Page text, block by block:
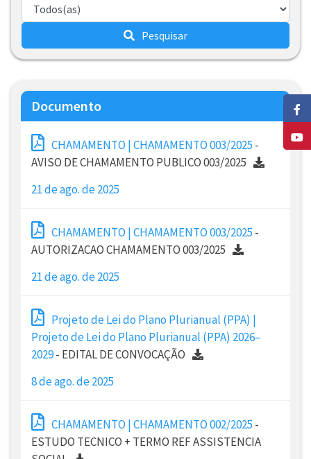
Pesquisar
Documento
CHAMAMENTO | CHAMAMENTO 003/2025 -
AVISO DE CHAMAMENTO PUBLICO 003/2025
21 de ago. de 2025
CHAMAMENTO | CHAMAMENTO 003/2025 -
AUTORIZACAO CHAMAMENTO 003/2025
21 de ago. de 2025
Projeto de Lei do Plano Plurianual (PPA) |
Projeto de Lei do Plano Plurianual (PPA) 2026–
2029- EDITAL DE CONVOCAÇÃO
8 de ago. de 2025
CHAMAMENTO | CHAMAMENTO 002/2025 -
ESTUDO TECNICO + TERMO REF ASSISTENCIA